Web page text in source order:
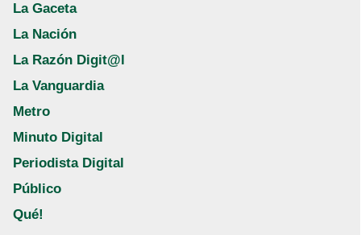
La Gaceta
La Nación
La Razón Digit@l
La Vanguardia
Metro
Minuto Digital
Periodista Digital
Público
Qué!